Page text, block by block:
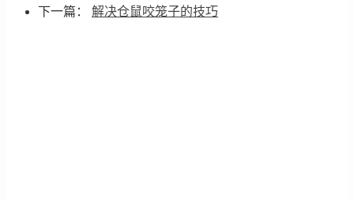
下一篇： 解决仓鼠咬笼子的技巧